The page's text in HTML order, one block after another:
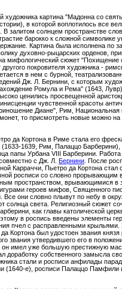
художника картина "Мадонна со
в которой воплотилось все
В залитом солнцем пространстве
барокко к сложной символике
Картина была исполнена по
духовно-рыцарских орденов,
мифологический сюжет "Похищение
покровителя художника -
в нем с бурной,
Дж. Л. Бернини, с которым
Ромула и Рема" (1643,
ценились просвещенной
чувственной красоты
Диане", Рим, Национальная
то присмотреть новые можно на
да Кортона в Риме стала его
(1633-1639, Рим, Палаццо Барберини),
папы Урбана VIII Барберини.
с Дж. Л. Бернини. После
Карраччи, Пьетро да Кортона стал
росписи со словно прорывающим
пространством, врывающимися в
героев мифов, Священного
Все они словно плывут по небу в
солнца света. Религиозный сюжет
как главы католической
в роспись введены элементы
пчел с расправленными крыльями.
Кортона был удостоен звания князя
звания утвердившего его в
он имел уже большую престижную
доработку собственного замысла
стали и росписи анфилады
(1640-е), росписи Палаццо Памфили